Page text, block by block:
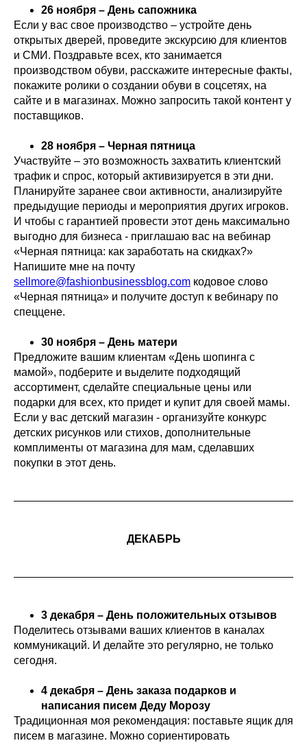
26 ноября – День сапожника
Если у вас свое производство – устройте день
открытых дверей, проведите экскурсию для клиентов
и СМИ. Поздравьте всех, кто занимается
производством обуви, расскажите интересные факты,
покажите ролики о создании обуви в соцсетях, на
сайте и в магазинах. Можно запросить такой контент у
поставщиков.
28 ноября – Черная пятница
Участвуйте – это возможность захватить клиентский
трафик и спрос, который активизируется в эти дни.
Планируйте заранее свои активности, анализируйте
предыдущие периоды и мероприятия других игроков.
И чтобы с гарантией провести этот день максимально
выгодно для бизнеса - приглашаю вас на вебинар
«Черная пятница: как заработать на скидках?»
Напишите мне на почту
sellmore@fashionbusinessblog.com кодовое слово
«Черная пятница» и получите доступ к вебинару по
спеццене.
30 ноября – День матери
Предложите вашим клиентам «День шопинга с
мамой», подберите и выделите подходящий
ассортимент, сделайте специальные цены или
подарки для всех, кто придет и купит для своей мамы.
Если у вас детский магазин - организуйте конкурс
детских рисунков или стихов, дополнительные
комплименты от магазина для мам, сделавших
покупки в этот день.
ДЕКАБРЬ
3 декабря – День положительных отзывов
Поделитесь отзывами ваших клиентов в каналах
коммуникаций. И делайте это регулярно, не только
сегодня.
4 декабря – День заказа подарков и
написания писем Деду Морозу
Традиционная моя рекомендация: поставьте ящик для
писем в магазине. Можно сориентировать